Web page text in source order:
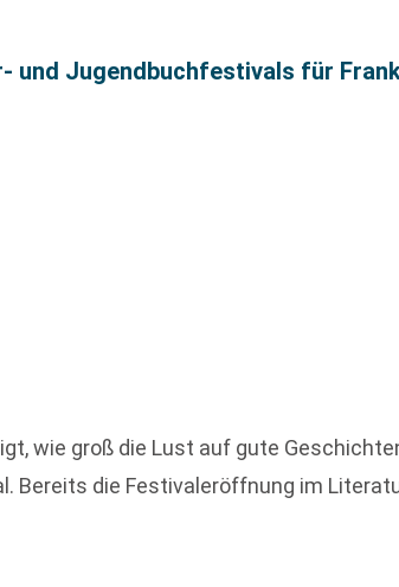
und Jugendbuchfestivals für
wie groß die Lust auf gute
Bereits die Festivaleröffnung im